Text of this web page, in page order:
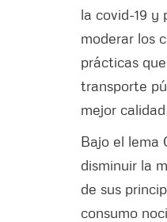
la covid-19 y
moderar los
prácticas
transporte
mejor
Bajo el lema
disminuir la
de sus
consumo